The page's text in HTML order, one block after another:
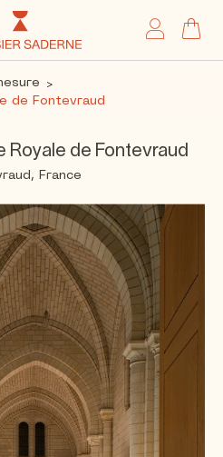
de Fontevraud
Royale de Fontevraud
France